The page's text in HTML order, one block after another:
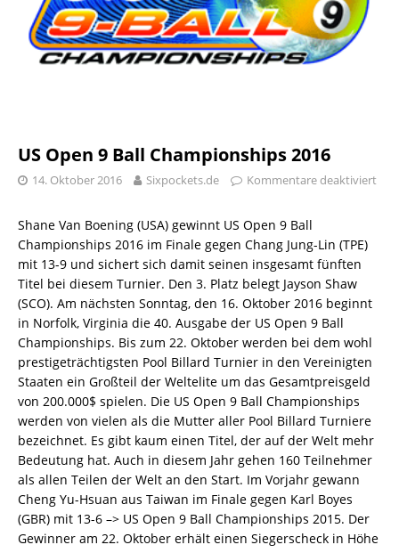
US Open 9 Ball Championships 2016
14. Oktober 2016 Sixpockets.de Kommentare deaktiviert
Shane Van Boening (USA) gewinnt US Open 9 Ball
Championships 2016 im Finale gegen Chang Jung-Lin (TPE)
mit 13-9 und sichert sich damit seinen insgesamt fünften
Titel bei diesem Turnier. Den 3. Platz belegt Jayson Shaw
(SCO). Am nächsten Sonntag, den 16. Oktober 2016 beginnt
in Norfolk, Virginia die 40. Ausgabe der US Open 9 Ball
Championships. Bis zum 22. Oktober werden bei dem wohl
prestigeträchtigsten Pool Billard Turnier in den Vereinigten
Staaten ein Großteil der Weltelite um das Gesamtpreisgeld
von 200.000$ spielen. Die US Open 9 Ball Championships
werden von vielen als die Mutter aller Pool Billard Turniere
bezeichnet. Es gibt kaum einen Titel, der auf der Welt mehr
Bedeutung hat. Auch in diesem Jahr gehen 160 Teilnehmer
als allen Teilen der Welt an den Start. Im Vorjahr gewann
Cheng Yu-Hsuan aus Taiwan im Finale gegen Karl Boyes
(GBR) mit 13-6 –> US Open 9 Ball Championships 2015. Der
Gewinner am 22. Oktober erhält einen Siegerscheck in Höhe